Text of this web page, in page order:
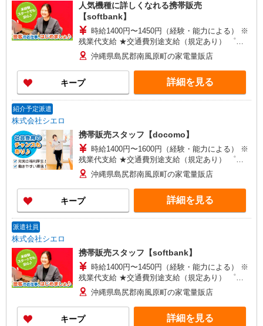
人気機種に詳しくなれる携帯販売
【softbank】
時給1400円〜1450円（経験・能力による） ※
残業代支給 ★交通費別途支給（規定あり） ゜
+゜・。○。・゜+゜・。○。・゜+゜ 入社祝い金10
万円支給(規定有) お友達を紹介頂くと, インセンテ
ィブ支給(規定有) ★月2回払い・週払い可能（規程
有）★ ゜・。○。・゜+゜・。○。・゜+゜
沖縄県島尻郡南風原町の家電量販店
キープ 詳細を見る
紹介予定派遣
株式会社シエロ
携帯販売スタッフ【docomo】
時給1400円〜1600円（経験・能力による） ※
残業代支給 ★交通費別途支給（規定あり） ゜
+゜・。○。・゜+゜・。○。・゜+゜ 入社祝い金10
万円支給(規定有) お友達を紹介頂くと, インセンテ
ィブ支給(規定有) ★月2回払い・週払い可能（規程
有）★ ゜・。○。・゜+゜・。○。・゜+゜
沖縄県島尻郡南風原町の家電量販店
キープ 詳細を見る
派遣社員
株式会社シエロ
携帯販売スタッフ【softbank】
時給1400円〜1450円（経験・能力による） ※
残業代支給 ★交通費別途支給（規定あり） ゜
+゜・。○。・゜+゜・。○。・゜+゜ 入社祝い金10
万円支給(規定有) お友達を紹介頂くと, インセンテ
ィブ支給(規定有) ★月2回払い・週払い可能（規程
有）★ ゜・。○。・゜+゜・。○。・゜+゜
沖縄県島尻郡南風原町の家電量販店
キープ 詳細を見る